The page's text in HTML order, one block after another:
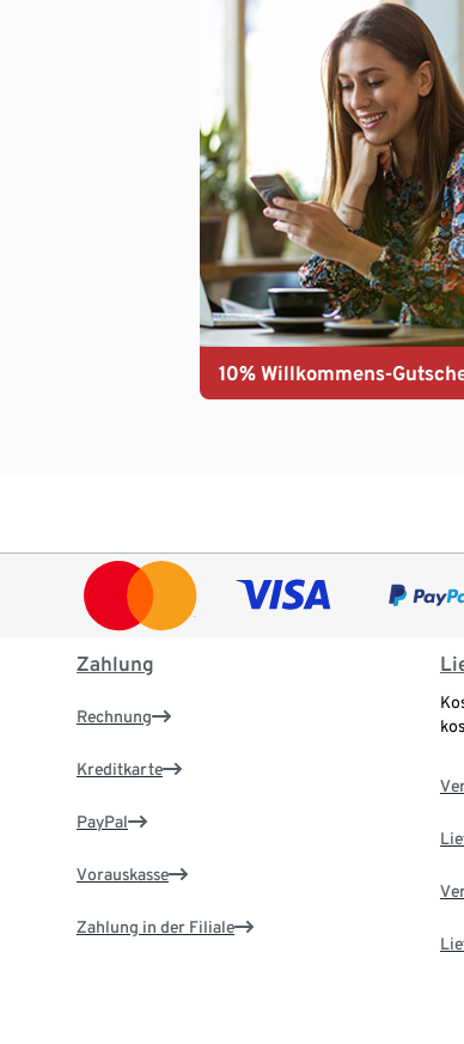
10% Willkommens-
Zahlung
Rechnung
Kreditkarte
PayPal
Vorauskasse
Zahlung in der Filiale